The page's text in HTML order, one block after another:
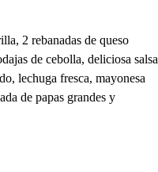
2 rebanadas de queso
de cebolla, deliciosa salsa
lechuga fresca, mayonesa
de papas grandes y